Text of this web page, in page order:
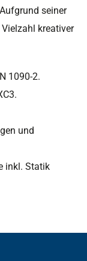
seiner
kreativer
1090-2.
und
inkl. Statik